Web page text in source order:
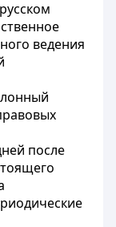
ведения
после